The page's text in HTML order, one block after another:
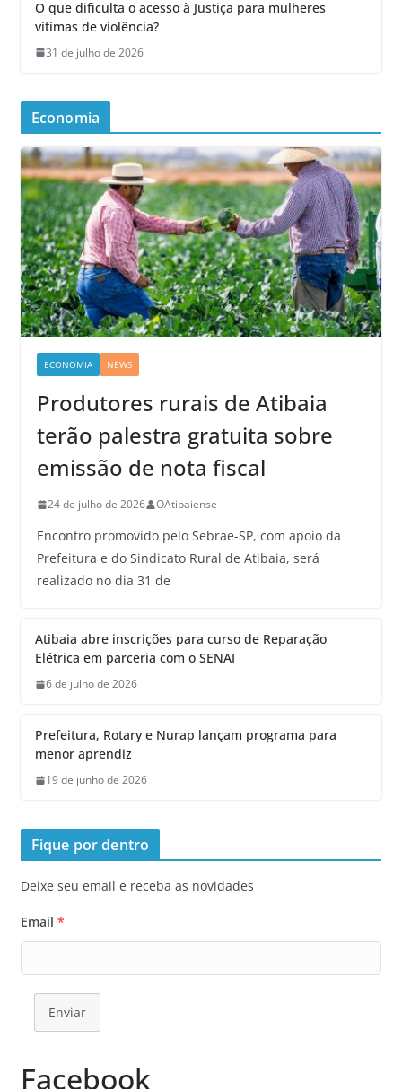
O que dificulta o acesso à Justiça para mulheres
vítimas de violência?
31 de julho de 2026
Economia
ECONOMIA NEWS
Produtores rurais de Atibaia
terão palestra gratuita sobre
emissão de nota fiscal
24 de julho de 2026 OAtibaiense
Encontro promovido pelo Sebrae-SP, com apoio da
Prefeitura e do Sindicato Rural de Atibaia, será
realizado no dia 31 de
Atibaia abre inscrições para curso de Reparação
Elétrica em parceria com o SENAI
6 de julho de 2026
Prefeitura, Rotary e Nurap lançam programa para
menor aprendiz
19 de junho de 2026
Fique por dentro
Deixe seu email e receba as novidades
Email *
Enviar
Facebook